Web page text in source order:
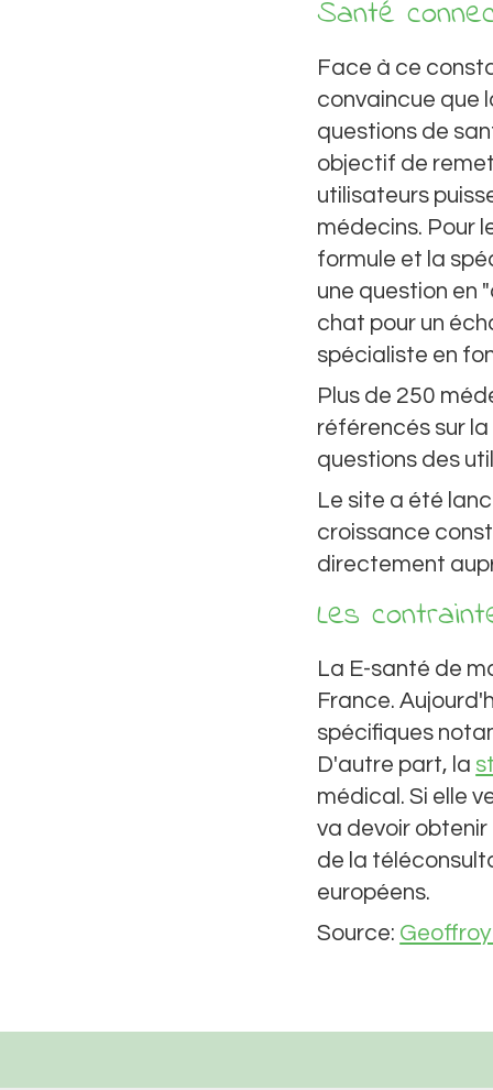
Santé
Face à ce
convaincue que
questions de
objectif de
utilisateurs
médecins. Pour
formule et la
une question en
chat pour un
spécialiste en
Plus de 250
référencés sur
questions des
Le site a été
croissance
directement
Les
La E-santé de
France.
spécifiques
D'autre part, la
médical. Si elle
va devoir
de la
européens.
Source: